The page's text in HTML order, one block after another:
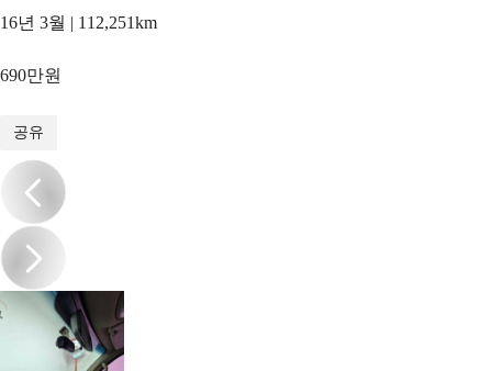
16년 3월 | 112,251km
690만원
공유
/18